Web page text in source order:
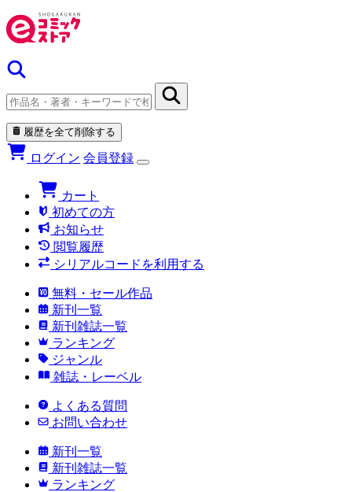
履歴を全て削除する
ログイン 会員登録
カート
初めての方
お知らせ
閲覧履歴
シリアルコードを利用する
無料・セール作品
新刊一覧
新刊雑誌一覧
ランキング
ジャンル
雑誌・レーベル
よくある質問
お問い合わせ
新刊一覧
新刊雑誌一覧
ランキング